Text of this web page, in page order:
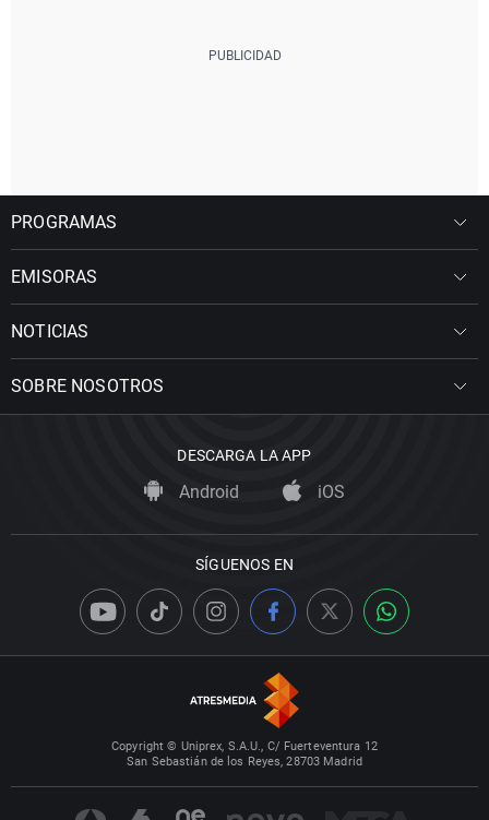
PROGRAMAS
EMISORAS
NOTICIAS
SOBRE NOSOTROS
DESCARGA LA APP
Android iOS
SÍGUENOS EN
Copyright © Uniprex, S.A.U., C/ Fuerteventura 12
San Sebastián de los Reyes, 28703 Madrid